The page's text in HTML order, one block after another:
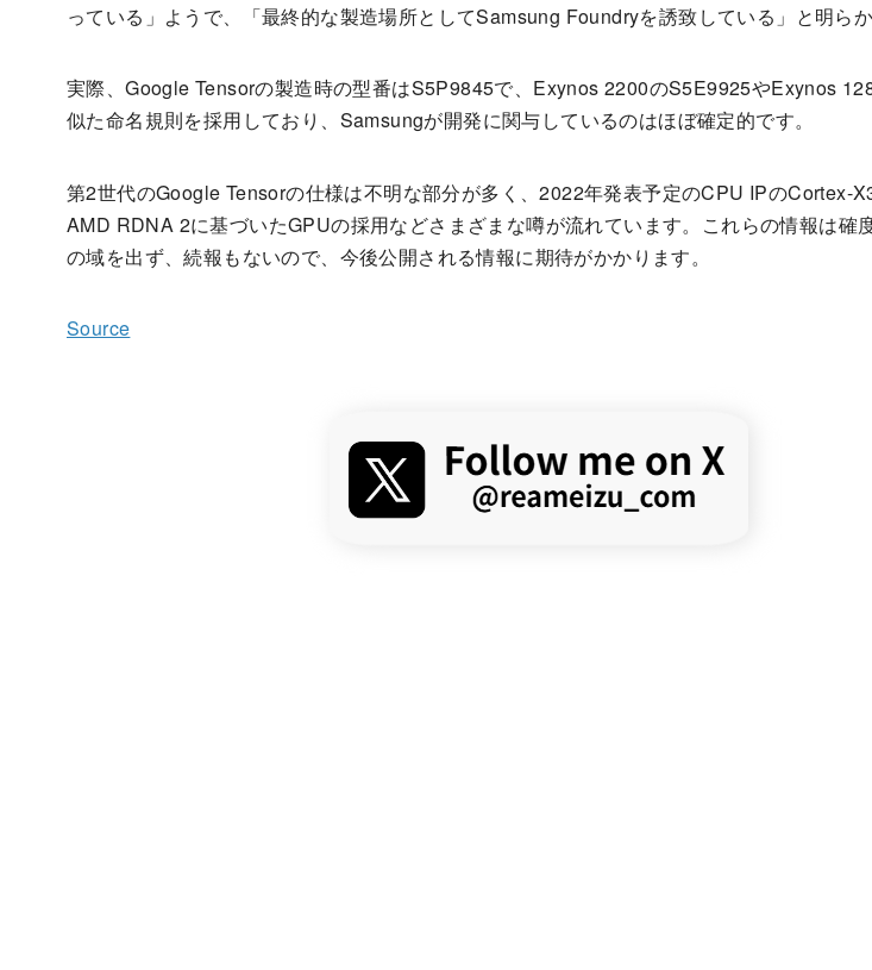
っている」ようで、「最終的な製造場所としてSamsung Foundryを誘致している」と明らか
実際、Google Tensorの製造時の型番はS5P9845で、Exynos 2200のS5E9925やExynos
似た命名規則を採用しており、Samsungが開発に関与しているのはほぼ確定的です。
第2世代のGoogle Tensorの仕様は不明な部分が多く、2022年発表予定のCPU IPのCortex-X3
AMD RDNA 2に基づいたGPUの採用などさまざまな噂が流れています。これらの情報は確
の域を出ず、続報もないので、今後公開される情報に期待がかかります。
Source